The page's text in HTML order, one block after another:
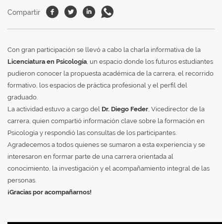
Compartir Facebook
TwitterLinkedin
Whatsapp
Con gran participación se llevó a cabo la charla informativa de la
Licenciatura en Psicología, un espacio donde los futuros estudiantes
pudieron conocer la propuesta académica de la carrera, el recorrido
formativo, los espacios de práctica profesional y el perfil del
graduado.
La actividad estuvo a cargo del Dr. Diego Feder, Vicedirector de la
carrera, quien compartió información clave sobre la formación en
Psicología y respondió las consultas de los participantes.
Agradecemos a todos quienes se sumaron a esta experiencia y se
interesaron en formar parte de una carrera orientada al
conocimiento, la investigación y el acompañamiento integral de las
personas.
¡Gracias por acompañarnos!